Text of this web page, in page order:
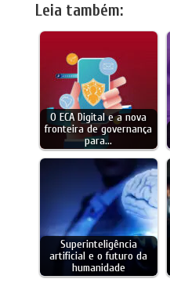
Leia também:
O ECA Digital e a nova
fronteira de governança
para…
Superinteligência
artificial e o futuro da
humanidade